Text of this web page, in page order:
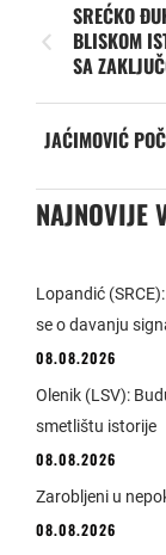
SREĆKO
BLISKOM
SA
JAĆIMOVIĆ
NAJNOVIJE
Lopandić
se o davanju
08.08.2026
Olenik (LSV):
smetlištu istorije
08.08.2026
Zarobljeni u
08.08.2026